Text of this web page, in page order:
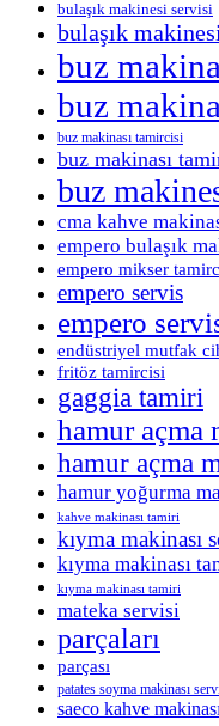
bulaşık makinesi servisi
bulaşık
buz
buz
buz makinası tamircisi
buz makinası
buz
cma kahve
empero bulaşık
empero mikser
empero servis
empero
endüstriyel mutfak
fritöz tamircisi
gaggia tamiri
hamur açma
hamur açma
hamur yoğurma
kahve makinası tamiri
kıyma makinası
kıyma makinası
kıyma makinası tamiri
mateka servisi
parçaları
parçası
patates soyma makinası
saeco kahve